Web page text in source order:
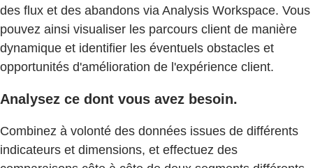
des flux et des abandons via Analysis Workspace. Vous
pouvez ainsi visualiser les parcours client de manière
dynamique et identifier les éventuels obstacles et
opportunités d'amélioration de l'expérience client.
Analysez ce dont vous avez besoin.
Combinez à volonté des données issues de différents
indicateurs et dimensions, et effectuez des